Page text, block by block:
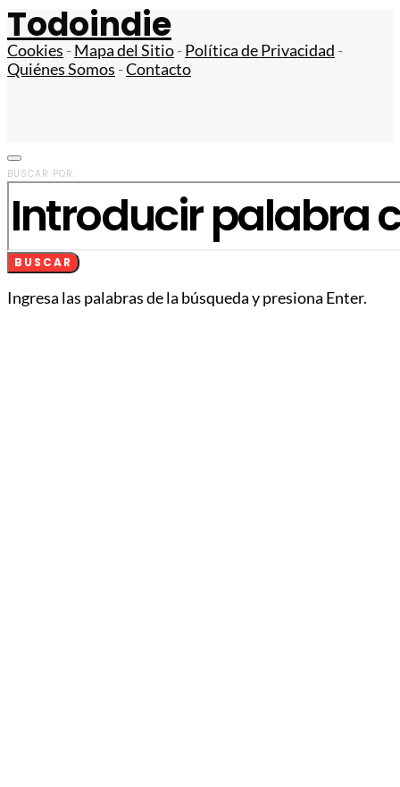
Todoindie
Cookies -Mapa del Sitio-Política de Privacidad -
Quiénes Somos -Contacto
BUSCAR POR:
BUSCAR
Ingresa las palabras de la búsqueda y presiona Enter.